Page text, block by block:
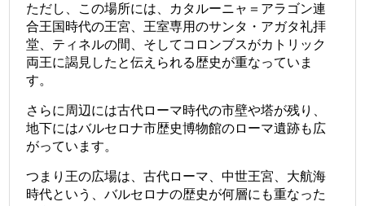
ただし、この場所には、カタルーニャ＝アラゴン連
合王国時代の王宮、王室専用のサンタ・アガタ礼拝
堂、ティネルの間、そしてコロンブスがカトリック
両王に謁見したと伝えられる歴史が重なっていま
す。
さらに周辺には古代ローマ時代の市壁や塔が残り、
地下にはバルセロナ市歴史博物館のローマ遺跡も広
がっています。
つまり王の広場は、古代ローマ、中世王宮、大航海
時代という、バルセロナの歴史が何層にも重なった